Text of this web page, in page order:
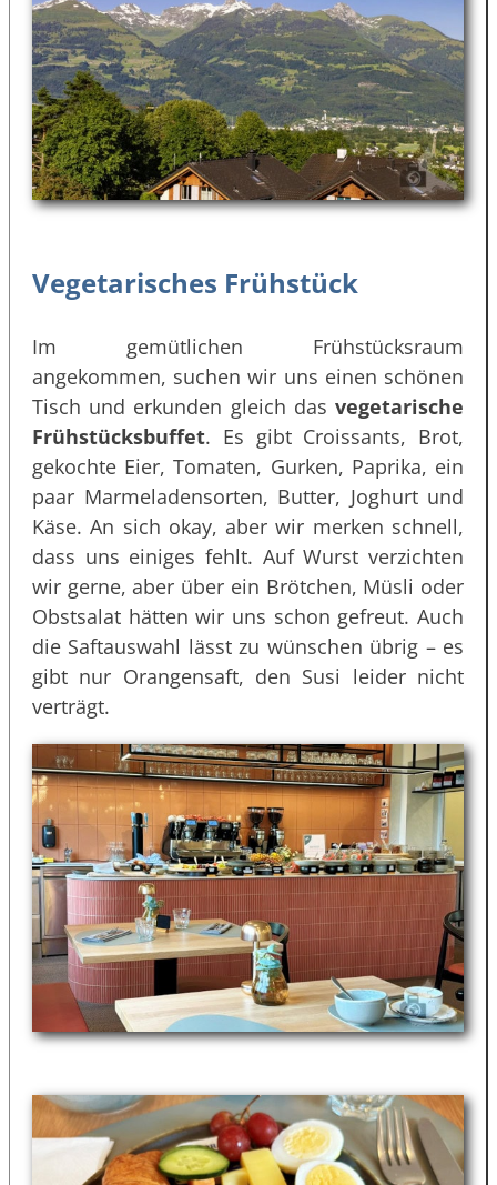
Vegetarisches Frühstück
Im gemütlichen Frühstücksraum
angekommen, suchen wir uns einen schönen
Tisch und erkunden gleich das vegetarische
Frühstücksbuffet. Es gibt Croissants, Brot,
gekochte Eier, Tomaten, Gurken, Paprika, ein
paar Marmeladensorten, Butter, Joghurt und
Käse. An sich okay, aber wir merken schnell,
dass uns einiges fehlt. Auf Wurst verzichten
wir gerne, aber über ein Brötchen, Müsli oder
Obstsalat hätten wir uns schon gefreut. Auch
die Saftauswahl lässt zu wünschen übrig – es
gibt nur Orangensaft, den Susi leider nicht
verträgt.